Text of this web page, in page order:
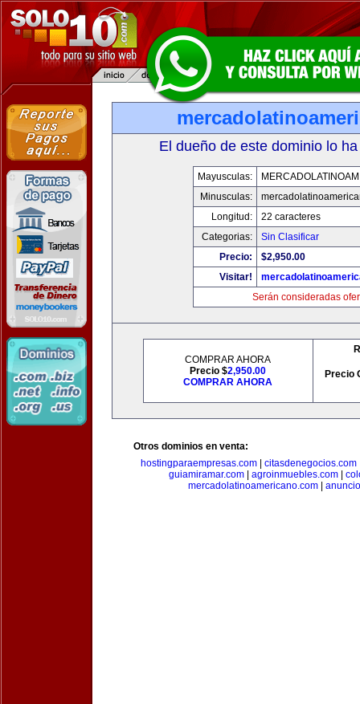
El dueño de este dominio lo
Mayusculas:
Minusculas:
Longitud:
22 caracteres
Categorias:
Sin Clasificar
Precio:
$2,950.00
Visitar!
Serán consideradas
COMPRAR AHORA
Precio $2,950.00
COMPRAR AHORA
Precio
Otros dominios en venta:
hostingparaempresas.com| citasdenegocios.com
guiamiramar.com| agroinmuebles.com|
mercadolatinoamericano.com|